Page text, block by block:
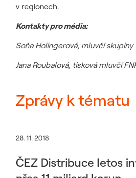
v regionech.
Kontakty pro média:
Soňa Holingerová, mluvčí skupiny
Jana Roubalová, tisková mluvčí
Zprávy k tématu
28. 11. 2018
ČEZ Distribuce letos